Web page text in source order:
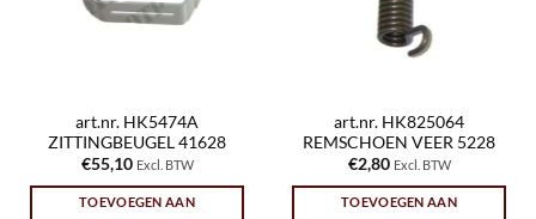
art.nr. HK5474A
ZITTINGBEUGEL 41628
€55,10 Excl. BTW
TOEVOEGEN AAN
art.nr. HK825064
REMSCHOEN VEER 5228
€2,80 Excl. BTW
TOEVOEGEN AAN